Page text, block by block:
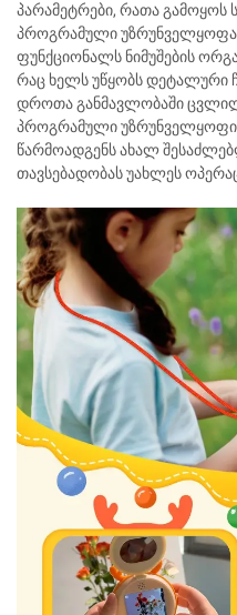
პარამეტრები, რათა გამოყოს
პროგრამული უზრუნველყოფა
ფუნქციონალს ნიმუშების
რაც ხელს უწყობს დეტალური
დროთა განმავლობაში
პროგრამული
წარმოადგენს ახალ
თავსებადობას უახლეს